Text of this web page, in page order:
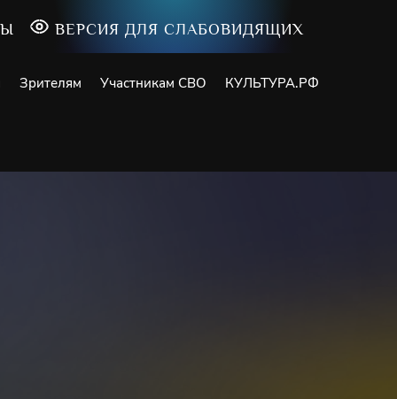
ВЕРСИЯ ДЛЯ СЛАБОВИДЯЩИХ
Зрителям Участникам СВО КУЛЬТУРА.РФ